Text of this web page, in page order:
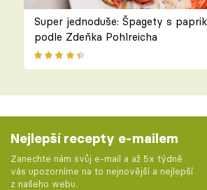
Super jednoduše: Špagety s
podle Zdeňka Pohlreicha
Nejlepší recepty e-mailem
Zanechte nám svůj e-mail a až 5x týdně
vás upozorníme na to nejnovější a nejlepší
z našeho webu.